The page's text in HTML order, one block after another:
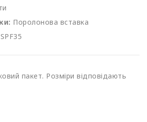
Поролонова вставка
пакет. Розміри відповідають